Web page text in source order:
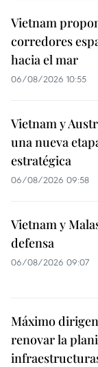
Vietnam
corredores
hacia el mar
06/08/2026 10:55
Vietnam y
una nueva
estratégica
06/08/2026 09:58
Vietnam y
defensa
06/08/2026 09:07
Máximo
renovar la